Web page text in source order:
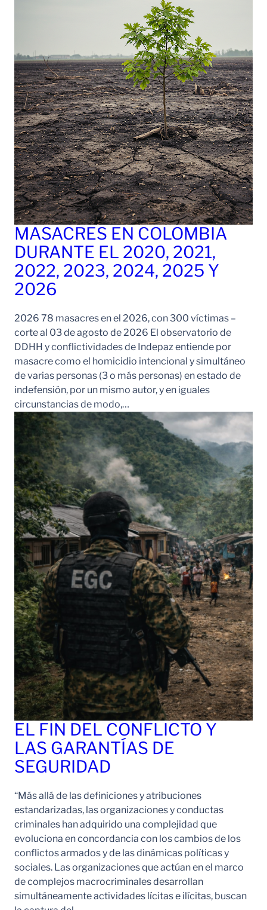
MASACRES EN COLOMBIA
DURANTE EL 2020, 2021,
2022, 2023, 2024, 2025 Y
2026
2026 78 masacres en el 2026, con 300 víctimas –
corte al 03 de agosto de 2026 El observatorio de
DDHH y conflictividades de Indepaz entiende por
masacre como el homicidio intencional y simultáneo
de varias personas (3 o más personas) en estado de
indefensión, por un mismo autor, y en iguales
circunstancias de modo,…
EL FIN DEL CONFLICTO Y
LAS GARANTÍAS DE
SEGURIDAD
“Más allá de las definiciones y atribuciones
estandarizadas, las organizaciones y conductas
criminales han adquirido una complejidad que
evoluciona en concordancia con los cambios de los
conflictos armados y de las dinámicas políticas y
sociales. Las organizaciones que actúan en el marco
de complejos macrocriminales desarrollan
simultáneamente actividades lícitas e ilícitas, buscan